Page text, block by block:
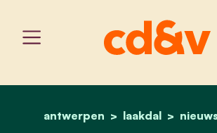
home
antwerpen laakdal